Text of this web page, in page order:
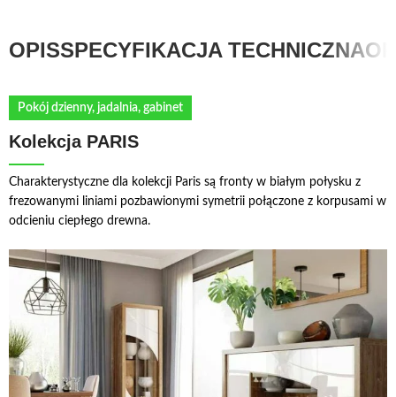
OPISSPECYFIKACJA TECHNICZNA
Pokój dzienny, jadalnia, gabinet
Kolekcja PARIS
Charakterystyczne dla kolekcji Paris są fronty w białym połysku z
frezowanymi liniami pozbawionymi symetrii połączone z korpusami w
odcieniu ciepłego drewna.